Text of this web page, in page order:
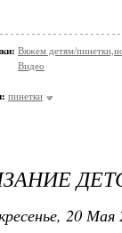
Вяжем детям/
Видео
пинетки
20